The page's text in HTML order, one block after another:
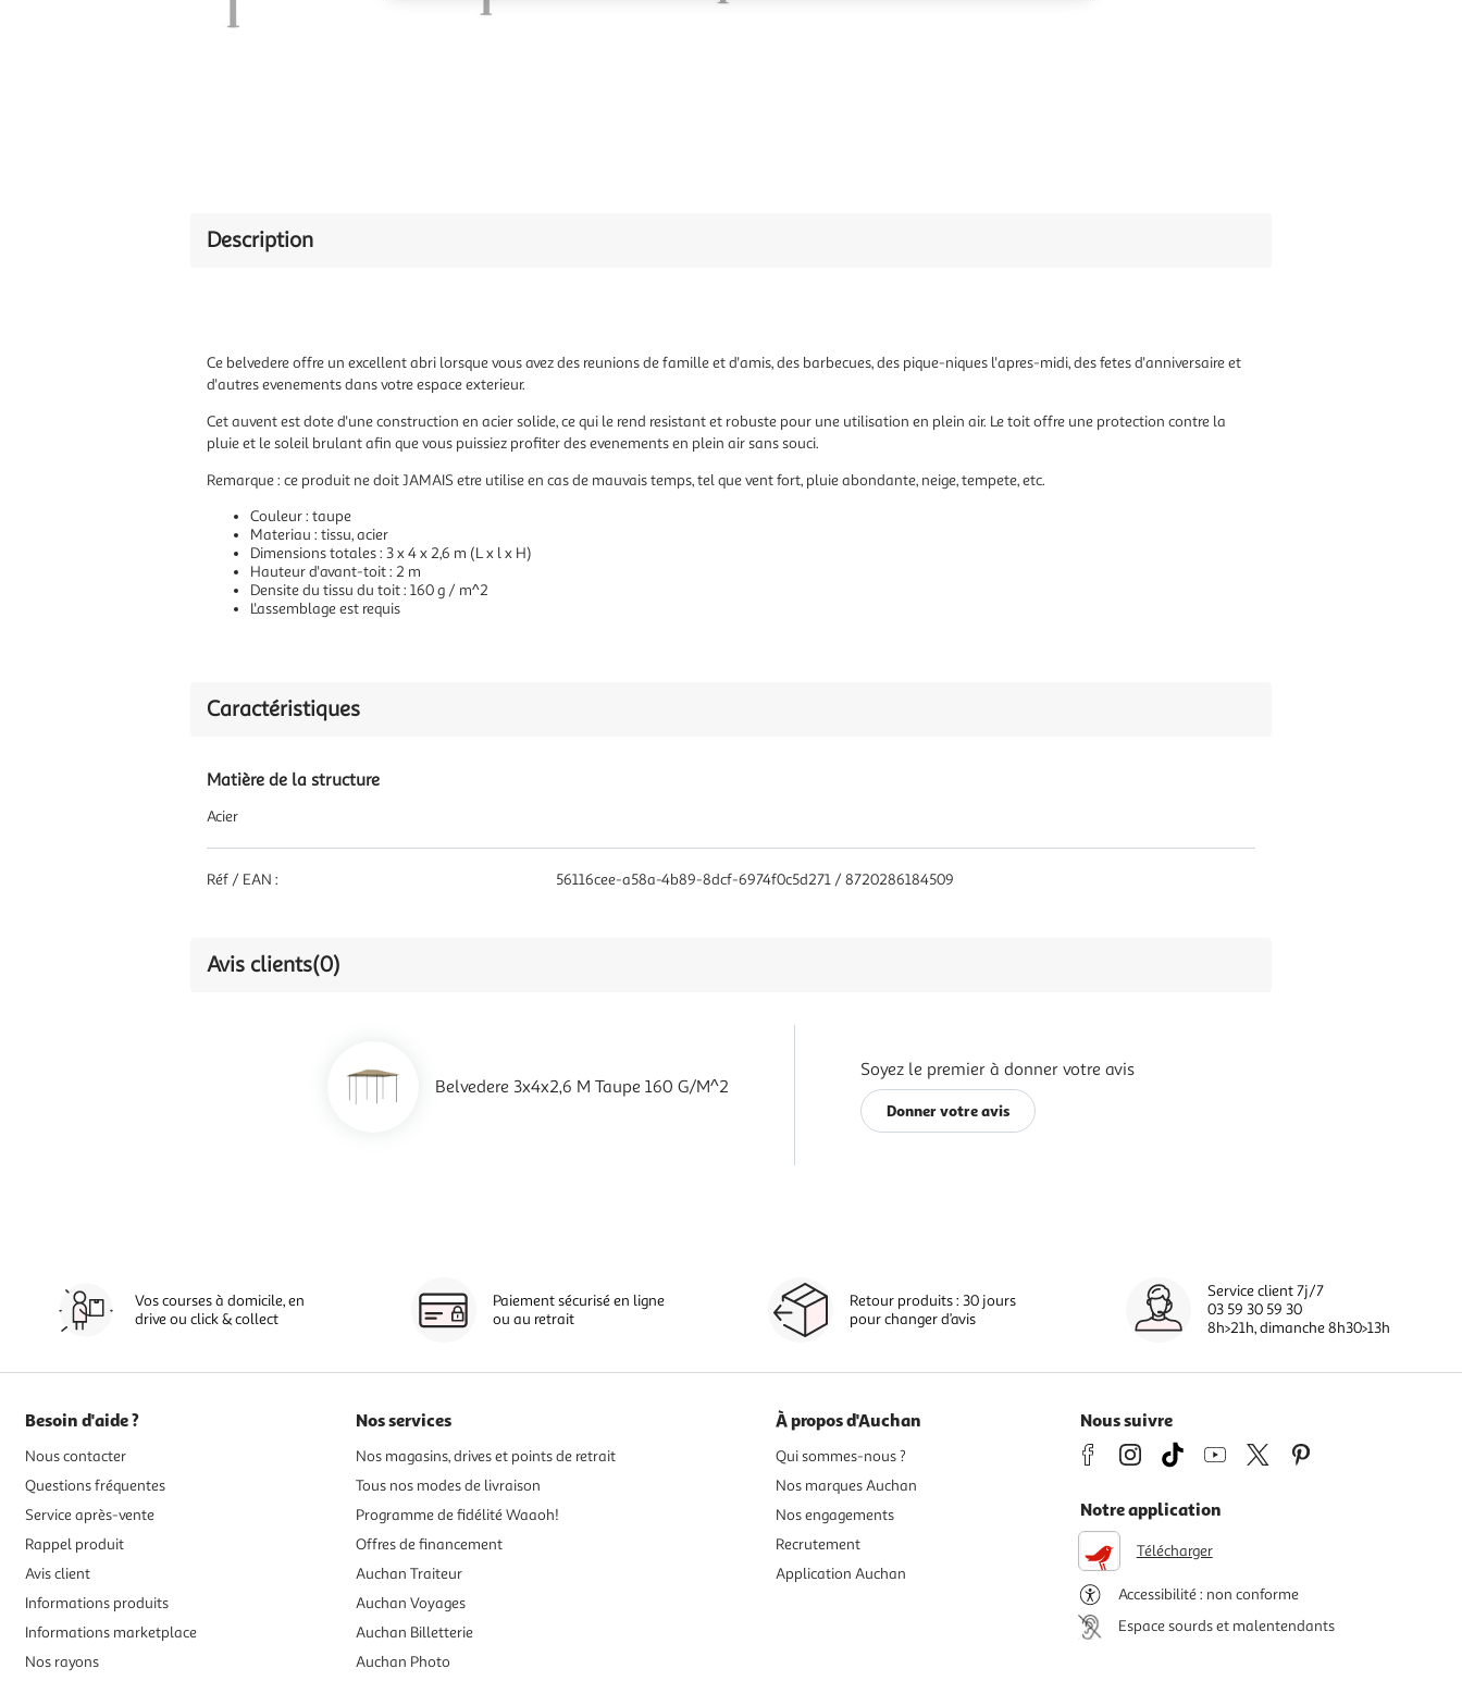
Description
Ce belvedere offre un excellent abri lorsque vous avez des reunions de famille et d'amis, des barbecues, des pique-niques l'apres-midi, des fetes d'anniversaire et
d'autres evenements dans votre espace exterieur.
Cet auvent est dote d'une construction en acier solide, ce qui le rend resistant et robuste pour une utilisation en plein air. Le toit offre une protection contre la
pluie et le soleil brulant afin que vous puissiez profiter des evenements en plein air sans souci.
Remarque : ce produit ne doit JAMAIS etre utilise en cas de mauvais temps, tel que vent fort, pluie abondante, neige, tempete, etc.
Couleur : taupe
Materiau : tissu, acier
Dimensions totales : 3 x 4 x 2,6 m (L x l x H)
Hauteur d'avant-toit : 2 m
Densite du tissu du toit : 160 g / m^2
L'assemblage est requis
Caractéristiques
Matière de la structure
Acier
Réf / EAN : 56116cee-a58a-4b89-8dcf-6974f0c5d271 / 8720286184509
Avis clients(0)
Belvedere 3x4x2,6 M Taupe 160 G/m^2
Soyez le premier à donner votre avis
Donner votre avis
Vos courses à domicile, en
drive ou click & collect
Paiement sécurisé en ligne
ou au retrait
Retour produits : 30 jours
pour changer d’avis
Service client 7j/7
03 59 30 59 30
8h>21h, dimanche 8h30>13h
Besoin d'aide ?
Nous contacter
Questions fréquentes
Service après-vente
Rappel produit
Avis client
Informations produits
Informations marketplace
Nos rayons
Nos services
Nos magasins, drives et points de retrait
Tous nos modes de livraison
Programme de fidélité Waaoh!
Offres de financement
Auchan Traiteur
Auchan Voyages
Auchan Billetterie
Auchan Photo
À propos d'Auchan
Qui sommes-nous ?
Nos marques Auchan
Nos engagements
Recrutement
Application Auchan
Nous suivre
Notre application
Télécharger
Accessibilité : non conforme
Espace sourds et malentendants